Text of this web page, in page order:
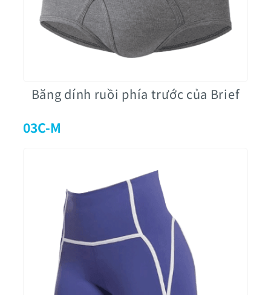
Băng dính ruồi phía trước của Brief
03C-M